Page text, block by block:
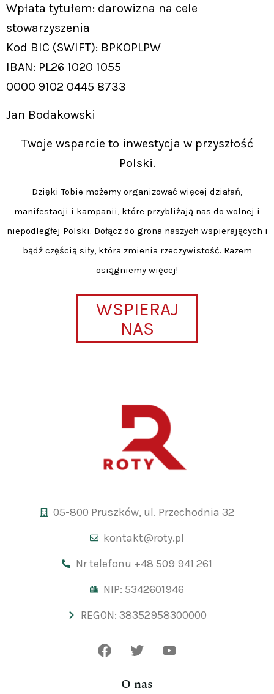
Wpłata tytułem: darowizna na cele
stowarzyszenia
Kod BIC (SWIFT): BPKOPLPW
IBAN: PL26 1020 1055
0000 9102 0445 8733
Jan Bodakowski
Twoje wsparcie to inwestycja w przyszłość
Polski.
Dzięki Tobie możemy organizować więcej działań,
manifestacji i kampanii, które przybliżają nas do wolnej i
niepodległej Polski. Dołącz do grona naszych wspierających i
bądź częścią siły, która zmienia rzeczywistość. Razem
osiągniemy więcej!
WSPIERAJ
NAS
05-800 Pruszków, ul. Przechodnia 32
kontakt@roty.pl
Nr telefonu +48 509 941 261
NIP: 5342601946
REGON: 38352958300000
O nas